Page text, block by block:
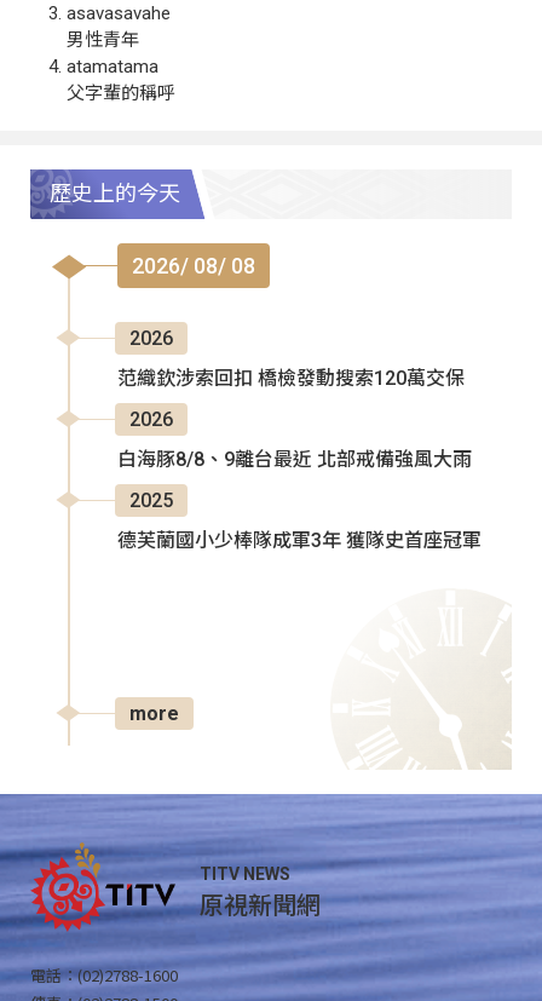
asavasavahe
男性青年
atamatama
父字輩的稱呼
歷史上的今天
2026/ 08/ 08
2026
范織欽涉索回扣 橋檢發動搜索120萬交保
2026
白海豚8/8、9離台最近 北部戒備強風大雨
2025
德芙蘭國小少棒隊成軍3年 獲隊史首座冠軍
more
TITV NEWS
原視新聞網
電話：(02)2788-1600